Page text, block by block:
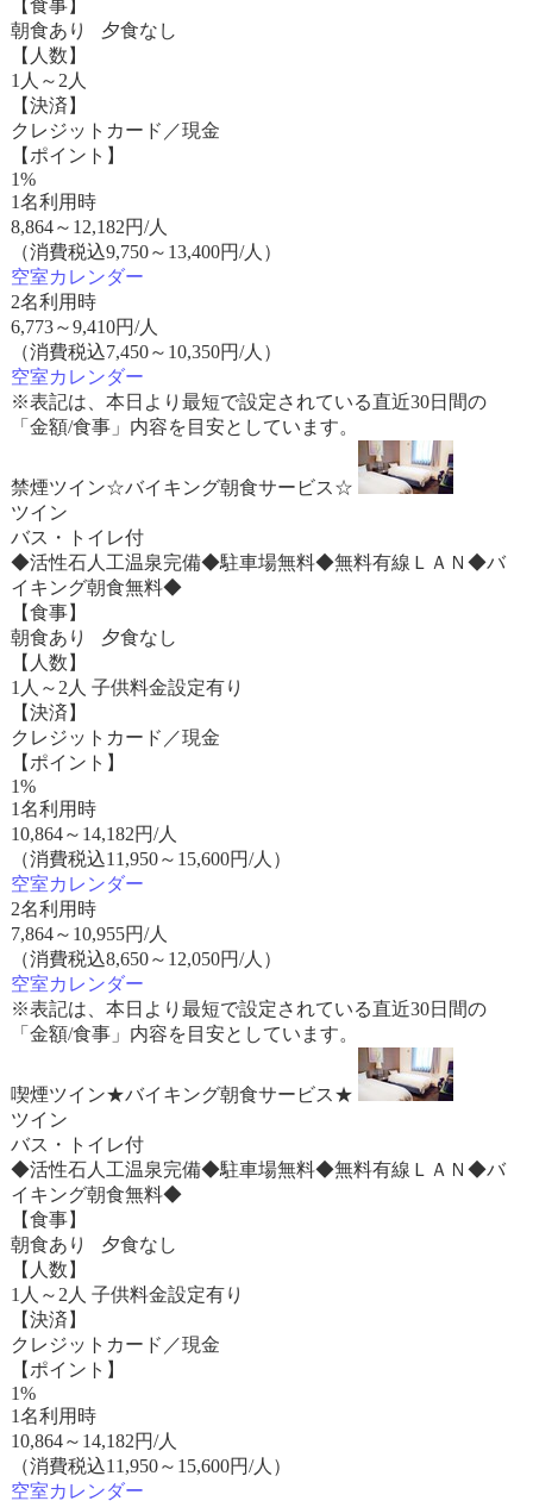
【食事】
朝食あり 夕食なし
【人数】
1人～2人
【決済】
クレジットカード／現金
【ポイント】
1%
1名利用時
8,864～ 12,182円/人
（消費税込9,750～13,400円/人）
空室カレンダー
2名利用時
6,773～9,410円/人
（消費税込7,450～10,350円/人）
空室カレンダー
※表記は、本日より最短で設定されている直近30日間の
「金額/食事」内容を目安としています。
禁煙ツイン☆バイキング朝食サービス☆
ツイン
バス・トイレ付
◆活性石人工温泉完備◆駐車場無料◆無料有線ＬＡＮ◆バ
イキング朝食無料◆
【食事】
朝食あり 夕食なし
【人数】
1人～2人 子供料金設定有り
【決済】
クレジットカード／現金
【ポイント】
1%
1名利用時
10,864～ 14,182円/人
（消費税込11,950～15,600円/人）
空室カレンダー
2名利用時
7,864～ 10,955円/人
（消費税込8,650～12,050円/人）
空室カレンダー
※表記は、本日より最短で設定されている直近30日間の
「金額/食事」内容を目安としています。
喫煙ツイン★バイキング朝食サービス★
ツイン
バス・トイレ付
◆活性石人工温泉完備◆駐車場無料◆無料有線ＬＡＮ◆バ
イキング朝食無料◆
【食事】
朝食あり 夕食なし
【人数】
1人～2人 子供料金設定有り
【決済】
クレジットカード／現金
【ポイント】
1%
1名利用時
10,864～ 14,182円/人
（消費税込11,950～15,600円/人）
空室カレンダー